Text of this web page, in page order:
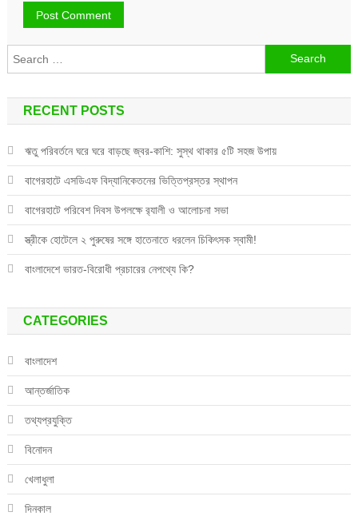
Search
for:
RECENT POSTS
ঋতু পরিবর্তনে ঘরে ঘরে বাড়ছে জ্বর-কাশি: সুস্থ থাকার ৫টি সহজ উপায়
বাগেরহাটে এসডিএফ বিদ্যানিকেতনের ভিত্তিপ্রস্তর স্থাপন
বাগেরহাটে পরিবেশ দিবস উপলক্ষে র‌্যালী ও আলোচনা সভা
স্ত্রীকে হোটেলে ২ পুরুষের সঙ্গে হাতেনাতে ধরলেন চিকিৎসক স্বামী!
বাংলাদেশে ভারত-বিরোধী প্রচারের নেপথ্যে কি?
CATEGORIES
বাংলাদেশ
আন্তর্জাতিক
তথ্যপ্রযুক্তি
বিনোদন
খেলাধুলা
দিনকাল